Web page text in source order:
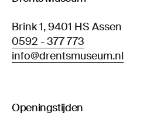
Brink 1, 9401 HS Assen
0592 - 377 773
info@drentsmuseum.nl
Openingstijden